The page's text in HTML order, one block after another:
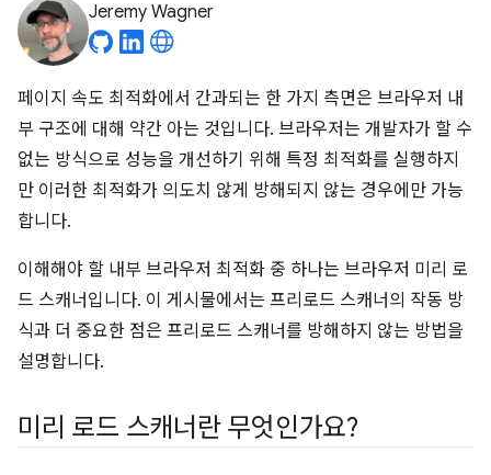
Jeremy Wagner
페이지 속도 최적화에서 간과되는 한 가지 측면은 브라우저 내
부 구조에 대해 약간 아는 것입니다. 브라우저는 개발자가 할 수
없는 방식으로 성능을 개선하기 위해 특정 최적화를 실행하지
만 이러한 최적화가 의도치 않게 방해되지 않는 경우에만 가능
합니다.
이해해야 할 내부 브라우저 최적화 중 하나는 브라우저 미리 로
드 스캐너입니다. 이 게시물에서는 프리로드 스캐너의 작동 방
식과 더 중요한 점은 프리로드 스캐너를 방해하지 않는 방법을
설명합니다.
미리 로드 스캐너란 무엇인가요?